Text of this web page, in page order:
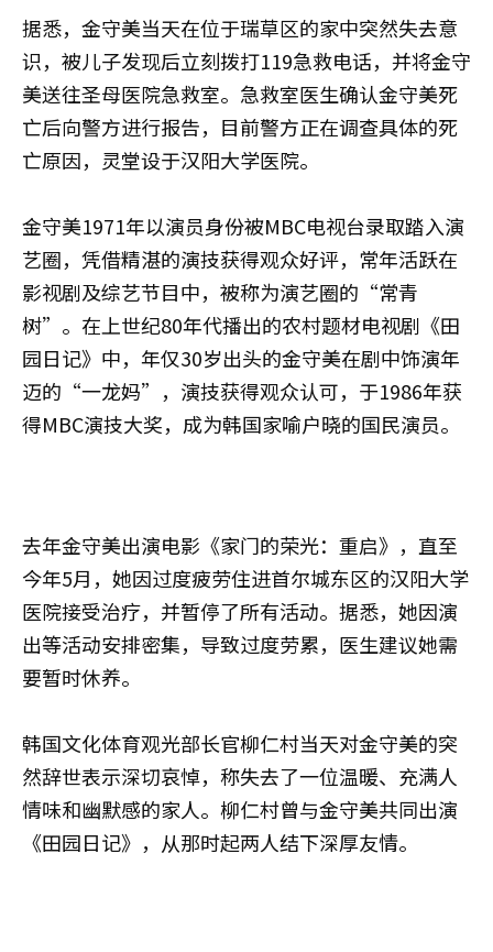
据悉，金守美当天在位于瑞草区的家中突然失去意
识，被儿子发现后立刻拨打119急救电话，并将金守
美送往圣母医院急救室。急救室医生确认金守美死
亡后向警方进行报告，目前警方正在调查具体的死
亡原因，灵堂设于汉阳大学医院。
金守美1971年以演员身份被MBC电视台录取踏入演
艺圈，凭借精湛的演技获得观众好评，常年活跃在
影视剧及综艺节目中，被称为演艺圈的“常青
树”。在上世纪80年代播出的农村题材电视剧《田
园日记》中，年仅30岁出头的金守美在剧中饰演年
迈的“一龙妈”，演技获得观众认可，于1986年获
得MBC演技大奖，成为韩国家喻户晓的国民演员。
去年金守美出演电影《家门的荣光：重启》，直至
今年5月，她因过度疲劳住进首尔城东区的汉阳大学
医院接受治疗，并暂停了所有活动。据悉，她因演
出等活动安排密集，导致过度劳累，医生建议她需
要暂时休养。
韩国文化体育观光部长官柳仁村当天对金守美的突
然辞世表示深切哀悼，称失去了一位温暖、充满人
情味和幽默感的家人。柳仁村曾与金守美共同出演
《田园日记》，从那时起两人结下深厚友情。